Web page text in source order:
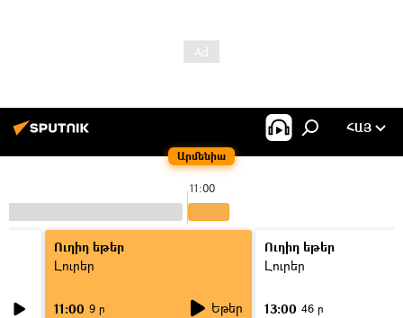
Արմենիա
ՀԱՅ
11:00
Ուղիղ եթեր
Լուրեր
11:00 9 ր Եթեր
Ուղիղ եթեր
Լուրեր
13:00 46 ր